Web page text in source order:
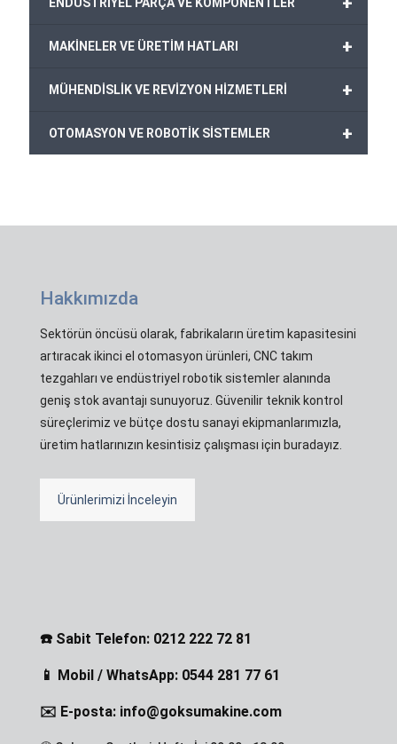
+
MAKİNELER VE ÜRETİM HATLARI
+
MÜHENDİSLİK VE REVİZYON HİZMETLERİ
+
OTOMASYON VE ROBOTİK SİSTEMLER
Hakkımızda
Sektörün öncüsü olarak, fabrikaların üretim kapasitesini
artıracak ikinci el otomasyon ürünleri, CNC takım
tezgahları ve endüstriyel robotik sistemler alanında
geniş stok avantajı sunuyoruz. Güvenilir teknik kontrol
süreçlerimiz ve bütçe dostu sanayi ekipmanlarımızla,
üretim hatlarınızın kesintisiz çalışması için buradayız.
Ürünlerimizi İnceleyin
☎️ Sabit Telefon: 0212 222 72 81
📱 Mobil / WhatsApp: 0544 281 77 61
✉️ E-posta: info@goksumakine.com